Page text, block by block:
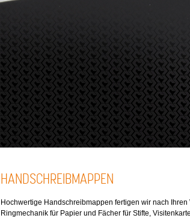
HANDSCHREIBMAPPEN
Hochwertige Handschreibmappen fertigen wir nach
Ringmechanik für Papier und Fächer für Stifte,